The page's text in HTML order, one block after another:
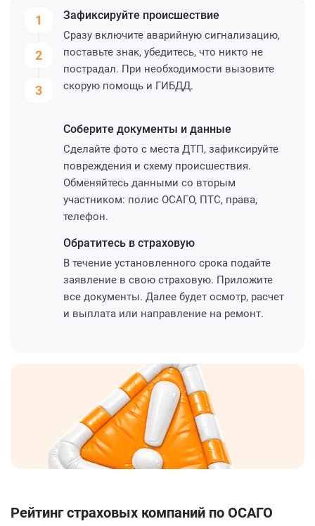
1
2
3
Зафиксируйте происшествие
Сразу включите аварийную сигнализацию,
поставьте знак, убедитесь, что никто не
пострадал. При необходимости вызовите
скорую помощь и ГИБДД.
Соберите документы и данные
Сделайте фото с места ДТП, зафиксируйте
повреждения и схему происшествия.
Обменяйтесь данными со вторым
участником: полис ОСАГО, ПТС, права,
телефон.
Обратитесь в страховую
В течение установленного срока подайте
заявление в свою страховую. Приложите
все документы. Далее будет осмотр, расчет
и выплата или направление на ремонт.
Рейтинг страховых компаний по ОСАГО